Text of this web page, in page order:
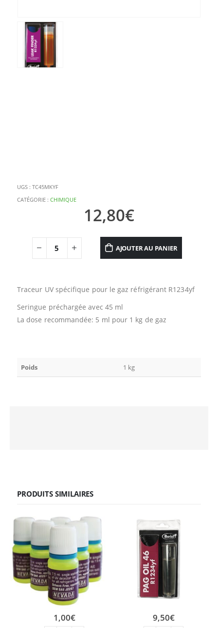
UGS : TC45MKYF
CATÉGORIE : CHIMIQUE
12,80€
AJOUTER AU PANIER
Traceur UV spécifique pour le gaz réfrigérant R1234yf
Seringue préchargée avec 45 ml
La dose recommandée: 5 ml pour 1 kg de gaz
Poids 1 kg
PRODUITS SIMILAIRES
1,00€ 9,50€